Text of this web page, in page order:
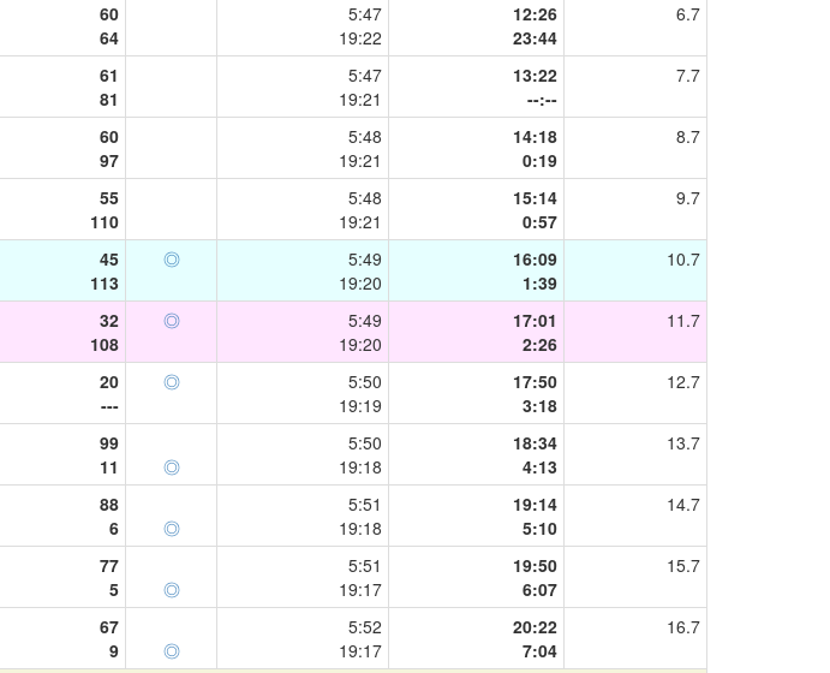
60
64
5:47
19:22
12:26
23:44
6.7
61
81
5:47
19:21
13:22
--:--
7.7
60
97
5:48
19:21
14:18
0:19
8.7
55
110
5:48
19:21
15:14
0:57
9.7
45
113
◎
5:49
19:20
16:09
1:39
10.7
32
108
◎
5:49
19:20
17:01
2:26
11.7
20
---
◎
5:50
19:19
17:50
3:18
12.7
99
11
◎
5:50
19:18
18:34
4:13
13.7
88
6
◎
5:51
19:18
19:14
5:10
14.7
77
5
◎
5:51
19:17
19:50
6:07
15.7
67
9
◎
5:52
19:17
20:22
7:04
16.7